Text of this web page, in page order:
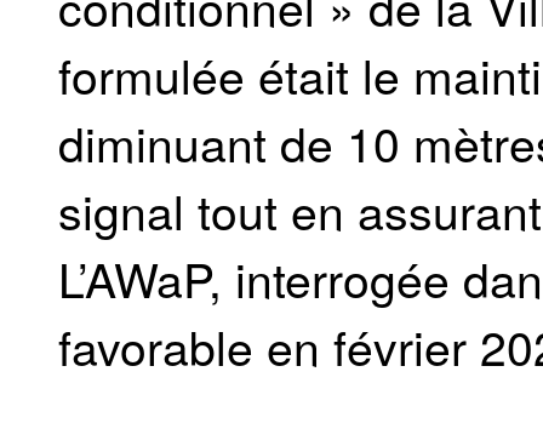
formulée était le
diminuant de 10
signal tout en
L’AWaP, interrogée
favorable en février